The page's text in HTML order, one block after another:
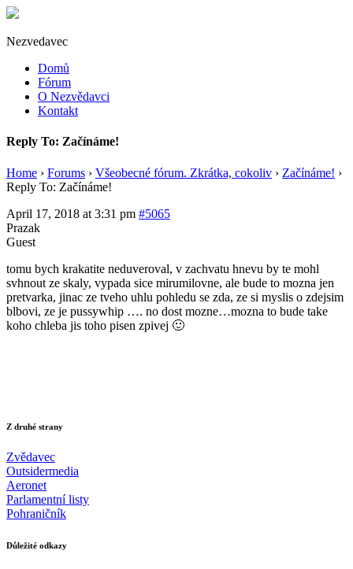
Nezvedavec
Domů
Fórum
O Nezvědavci
Kontakt
Reply To: Začínáme!
Home › Forums › Všeobecné fórum. Zkrátka, cokoliv › Začínáme! ›
Reply To: Začínáme!
April 17, 2018 at 3:31 pm #5065
Prazak
Guest
tomu bych krakatite neduveroval, v zachvatu hnevu by te mohl
svhnout ze skaly, vypada sice mirumilovne, ale bude to mozna jen
pretvarka, jinac ze tveho uhlu pohledu se zda, ze si myslis o zdejsim
blbovi, ze je pussywhip …. no dost mozne…mozna to bude take
koho chleba jis toho pisen zpivej 🙂
Z druhé strany
Zvědavec
Outsidermedia
Aeronet
Parlamentní listy
Pohraničník
Důležité odkazy